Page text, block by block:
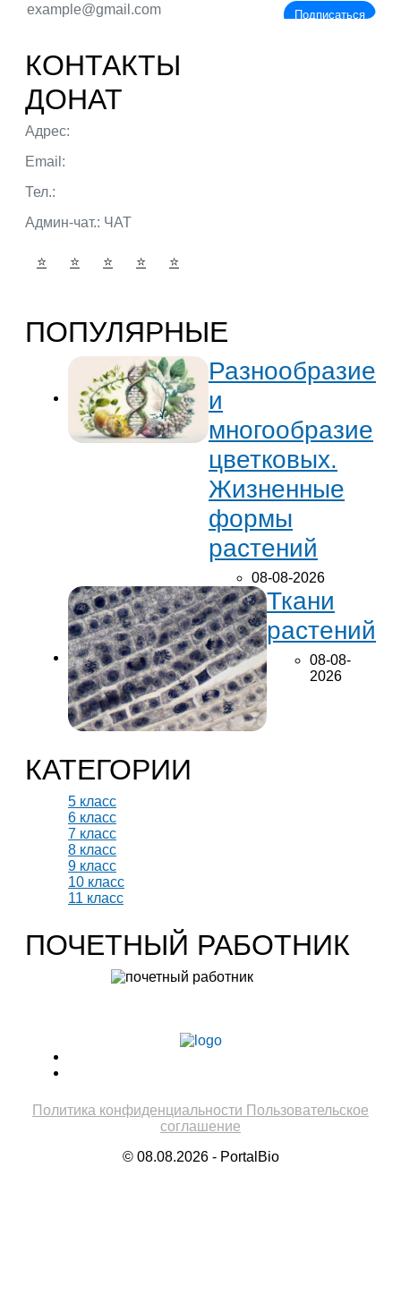
Подписаться
КОНТАКТЫ
ДОНАТ
Адрес:
Email:
Тел.:
Админ-чат.: ЧАТ
⭐ ⭐ ⭐ ⭐ ⭐
ПОПУЛЯРНЫЕ
Разнообразие
и
многообразие
цветковых.
Жизненные
формы
растений
08-08-2026
Ткани
растений
08-08-
2026
КАТЕГОРИИ
5 класс
6 класс
7 класс
8 класс
9 класс
10 класс
11 класс
ПОЧЕТНЫЙ РАБОТНИК
Политика конфиденциальности Пользовательское
соглашение
© 08.08.2026 - PortalBio